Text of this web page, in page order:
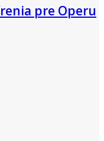
pre Operu